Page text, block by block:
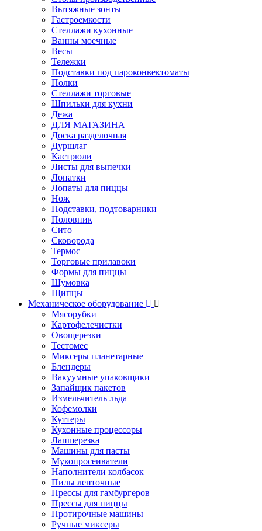
Вытяжные зонты
Гастроемкости
Стеллажи кухонные
Ванны моечные
Весы
Тележки
Подставки под пароконвектоматы
Полки
Стеллажи торговые
Шпильки для кухни
Дежа
ДЛЯ МАГАЗИНА
Доска разделочная
Дуршлаг
Кастрюли
Листы для выпечки
Лопатки
Лопаты для пиццы
Нож
Подставки, подтоварники
Половник
Сито
Сковорода
Термос
Торговые прилавоки
Формы для пиццы
Шумовка
Щипцы
Механическое оборудование
Мясорубки
Картофелечистки
Овощерезки
Тестомес
Миксеры планетарные
Блендеры
Вакуумные упаковщики
Запайщик пакетов
Измельчитель льда
Кофемолки
Куттеры
Кухонные процессоры
Лапшерезка
Машины для пасты
Мукопросеиватели
Наполнители колбасок
Пилы ленточные
Прессы для гамбургеров
Прессы для пиццы
Протирочные машины
Ручные миксеры